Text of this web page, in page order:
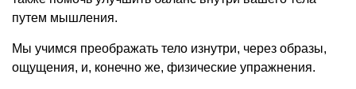
путем мышления.
Мы учимся преображать тело изнутри, через образы,
ощущения, и, конечно же, физические упражнения.